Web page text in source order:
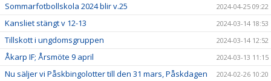
Sommarfotbollskola 2024 blir v.25 2024-04-25 09:22
Kansliet stängt v 12-13 2024-03-14 18:53
Tillskott i ungdomsgruppen 2024-03-14 12:52
Åkarp IF; Årsmöte 9 april 2024-03-13 11:15
Nu säljer vi Påskbingolotter till den 31 mars, Påskdagen 2024-02-26 10:20